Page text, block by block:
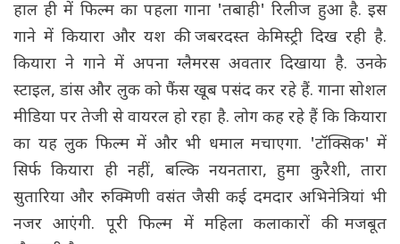
हाल ही में फिल्म का पहला गाना 'तबाही' रिलीज हुआ है. इस
गाने में कियारा और यश की जबरदस्त केमिस्ट्री दिख रही है.
कियारा ने गाने में अपना ग्लैमरस अवतार दिखाया है. उनके
स्टाइल, डांस और लुक को फैंस खूब पसंद कर रहे हैं. गाना सोशल
मीडिया पर तेजी से वायरल हो रहा है. लोग कह रहे हैं कि कियारा
का यह लुक फिल्म में और भी धमाल मचाएगा. 'टॉक्सिक' में
सिर्फ कियारा ही नहीं, बल्कि नयनतारा, हुमा कुरैशी, तारा
सुतारिया और रुक्मिणी वसंत जैसी कई दमदार अभिनेत्रियां भी
नजर आएंगी. पूरी फिल्म में महिला कलाकारों की मजबूत